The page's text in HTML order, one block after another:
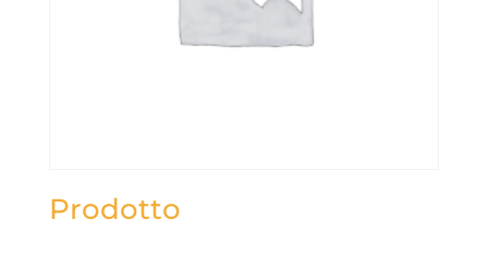
Prodotto